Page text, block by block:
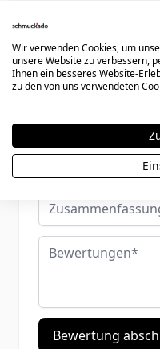
Schreiben Sie
Sie bewerten:Armband
Benutzername
Zusammenfassung
Bewertungen
Bewertung
Wir verwenden Cookies, um
unsere Website zu verbessern,
Ihnen ein besseres Website-
zu den von uns verwendeten